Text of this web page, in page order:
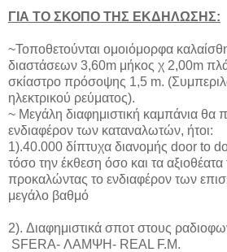
ΓΙΑ ΤΟ ΣΚΟΠΟ ΤΗΣ ΕΚΔΗΛΩΣΗΣ:
~Τοποθετούνται ομοιόμορφα
διαστάσεων 3,60m μήκος χ 2,00m
σκίαστρο πρόσοψης 1,5 m.
ηλεκτρικού ρεύματος).
~ Μεγάλη διαφημιστική καμπάνια θα
ενδιαφέρον των καταναλωτών, ήτοι:
1).40.000 δίπτυχα διανομής door to
τόσο την έκθεση όσο και τα αξιοθέατα
προκαλώντας το ενδιαφέρον των
μεγάλο βαθμό
2). Διαφημιστικά σποτ στους
SFERA- ΛΑΜΨΗ- REAL F.M.